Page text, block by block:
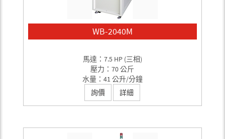
WB-2040M
馬達：7.5 HP (三相)
壓力：70 公斤
水量：41 公升/分鐘
詢價
詳細